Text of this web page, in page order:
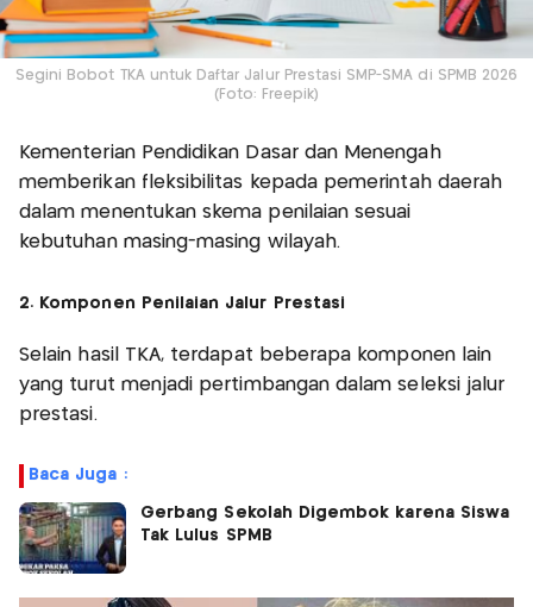
Segini Bobot TKA untuk Daftar Jalur Prestasi SMP-SMA di SPMB 2026
(Foto: Freepik)
Kementerian Pendidikan Dasar dan Menengah
memberikan fleksibilitas kepada pemerintah daerah
dalam menentukan skema penilaian sesuai
kebutuhan masing-masing wilayah.
2. Komponen Penilaian Jalur Prestasi
Selain hasil TKA, terdapat beberapa komponen lain
yang turut menjadi pertimbangan dalam seleksi jalur
prestasi.
Baca Juga :
Gerbang Sekolah Digembok karena Siswa
Tak Lulus SPMB